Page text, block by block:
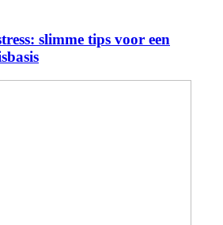
slimme tips voor een